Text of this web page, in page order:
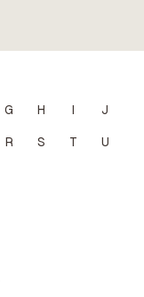
G H I
J
R S T
U